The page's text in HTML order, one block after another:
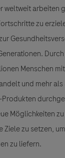
weltweit arbeiten
zu
Menschen
und mehr
Möglichkeiten
Ziele zu setzen,
zu liefern.